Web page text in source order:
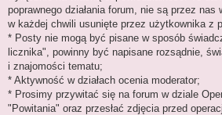
poprawnego działania forum, nie są przez nas
w każdej chwili usunięte przez użytkownika z
* Posty nie mogą być pisane w sposób
licznika", powinny być napisane rozsądnie,
i znajomości tematu;
* Aktywność w działach ocenia moderator;
* Prosimy przywitać się na forum w dziale
"Powitania" oraz przesłać zdjęcia przed